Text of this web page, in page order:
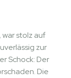
stolz auf
zur
Schock: Der
Die